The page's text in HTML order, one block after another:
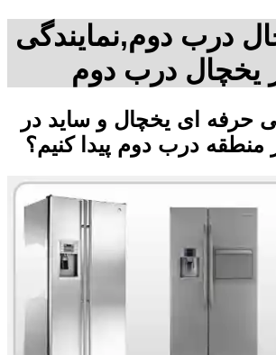
درب دوم,نمایندگی
یخچال درب دوم
حرفه ای یخچال و ساید در
درب دوم پیدا کنیم؟